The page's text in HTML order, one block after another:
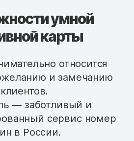
умной
карты
относится
и замечанию
клиентов.
— заботливый и
сервис номер
в России.